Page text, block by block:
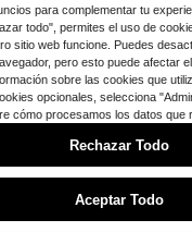
para complementar tu
todo", permites el uso de
sitio web funcione. Puedes
pero esto puede afectar
sobre las cookies que
opcionales, selecciona
cómo procesamos los datos que
Rechazar Todo
Aceptar Todo